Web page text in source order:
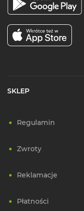
SKLEP
Regulamin
Zwroty
Reklamacje
Płatności